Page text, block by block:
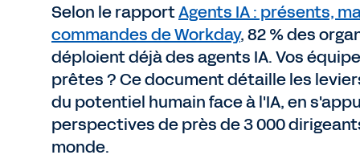
Selon le rapportAgents IA : présents,
commandes de Workday, 82 % des
déploient déjà des agents IA. Vos
prêtes ? Ce document détaille les
du potentiel humain face à l'IA, en
perspectives de près de 3 000
monde.